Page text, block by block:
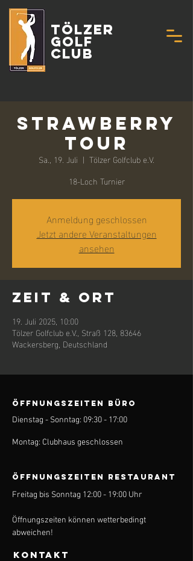
Tölzer
Golf
Club
Strawberry
Tour
Sa., 19. Juli
  |
Tölzer Golfclub e.V.
18-Loch Turnier
Anmeldung geschlossen
Jetzt andere Veranstaltungen
ansehen
Zeit & Ort
19. Juli 2025, 10:00
Tölzer Golfclub e.V., Straß 128, 83646
Wackersberg, Deutschland
ÖFFNUNGSZEITEN BÜRO
Dienstag - Sonntag: 09:30 - 17:00
Montag: Clubhaus geschlossen
ÖFFNUNGSZEITEN Restaurant
Freitag bis Sonntag 12:00 - 19:00 Uhr
Öffnungszeiten können wetterbedingt
abweichen!
KONTAKT